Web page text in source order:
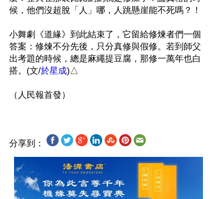
候，他們沒超脫「人」哪，人跳懸崖能不死嗎？！
小舞劇《道緣》到此結束了，它留給修煉者們一個
答案：修煉不分先後，只分真修與假修。若到師父
出考題的時候，總是麻繩提豆腐，那修一萬年也白
搭。(文/於星成)△
分享到：